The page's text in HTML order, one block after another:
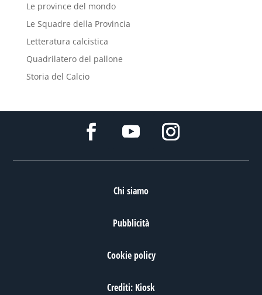
Le province del mondo
Le Squadre della Provincia
Letteratura calcistica
Quadrilatero del pallone
Storia del Calcio
Chi siamo
Pubblicità
Cookie policy
Crediti: Kiosk